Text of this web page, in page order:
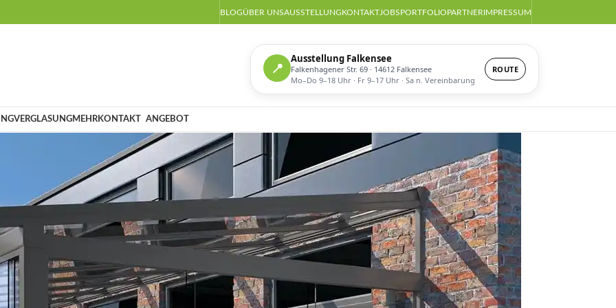
BLOGÜBER UNSAUSSTELLUNGKONTAKTJOBSPORTFOLIOPARTNERIMPRESSUM
📍
Ausstellung Falkensee
Falkenhagener Str. 69 · 14612 Falkensee
Mo–Do 9–18 Uhr · Fr 9–17 Uhr · Sa n. Vereinbarung
ROUTE
VERGLASUNGMEHRKONTAKT ANGEBOT